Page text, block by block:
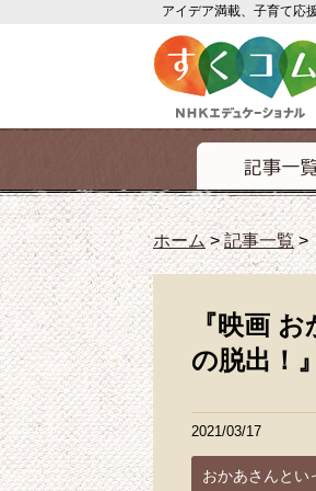
アイデア満載、子育て応
ホーム>記事一覧>
『映画
の脱出！
2021/03/17
おかあさんとい